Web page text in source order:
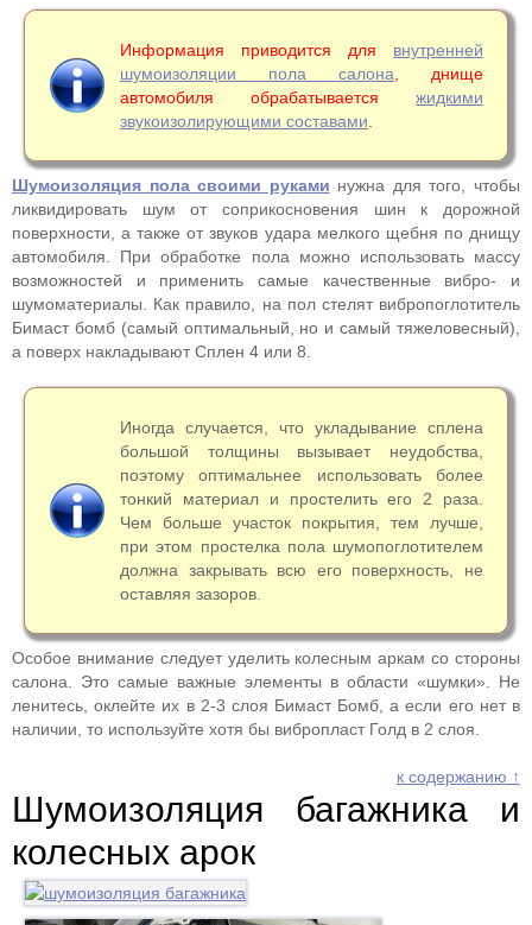
Информация приводится для внутренней
шумоизоляции пола салона , днище
автомобиля обрабатывается жидкими
звукоизолирующими составами
Шумоизоляция пола своими руками нужна для того, чтобы
ликвидировать шум от соприкосновения шин к дорожной
поверхности, а также от звуков удара мелкого щебня по днищу
автомобиля. При обработке пола можно использовать массу
возможностей и применить самые качественные вибро- и
шумоматериалы. Как правило, на пол стелят вибропоглотитель
Бимаст бомб (самый оптимальный, но и самый тяжеловесный),
а поверх накладывают Сплен 4 или 8.
Иногда случается, что укладывание сплена
большой толщины вызывает неудобства,
поэтому оптимальнее использовать более
тонкий материал и простелить его 2 раза.
Чем больше участок покрытия, тем лучше,
при этом простелка пола шумопоглотителем
должна закрывать всю его поверхность, не
оставляя зазоров.
Особое внимание следует уделить колесным аркам со стороны
салона. Это самые важные элементы в области «шумки». Не
ленитесь, оклейте их в 2-3 слоя Бимаст Бомб, а если его нет в
наличии, то используйте хотя бы вибропласт Голд в 2 слоя.
к содержанию ↑
Шумоизоляция багажника и
колесных арок